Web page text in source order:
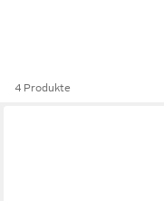
4 Produkte